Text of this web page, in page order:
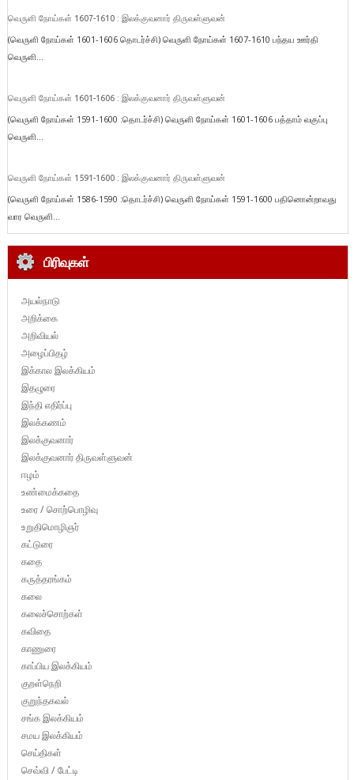
வெருளி நோய்கள் 1607-1610 : இலக்குவனார் திருவள்ளுவன்
(வெருளி நோய்கள் 1601-1606 தொடர்ச்சி) வெருளி நோய்கள் 1607-1610 பந்தய ஊர்தி
வெருளி...
வெருளி நோய்கள் 1601-1606 : இலக்குவனார் திருவள்ளுவன்
(வெருளி நோய்கள் 1591-1600 :தொடர்ச்சி) வெருளி நோய்கள் 1601-1606 பத்தாம் வகுப்பு
வெருளி...
வெருளி நோய்கள் 1591-1600 : இலக்குவனார் திருவள்ளுவன்
(வெருளி நோய்கள் 1586-1590 :தொடர்ச்சி) வெருளி நோய்கள் 1591-1600 பதினொன்றாவது
வார வெருளி...
பிரிவுகள்
அயல்நாடு
அறிக்கை
அறிவியல்
அழைப்பிதழ்
இக்கால இலக்கியம்
இதழுரை
இந்தி எதிர்ப்பு
இலக்கணம்
இலக்குவனார்
இலக்குவனார் திருவள்ளுவன்
ஈழம்
உண்மைக்கதை
உரை / சொற்பொழிவு
உறுதிமொழிஞர்
கட்டுரை
கதை
கருத்தரங்கம்
கலை
கலைச்சொற்கள்
கவிதை
காணுரை
காப்பிய இலக்கியம்
குறள்நெறி
குறுந்தகவல்
சங்க இலக்கியம்
சமய இலக்கியம்
செய்திகள்
செவ்வி / பேட்டி